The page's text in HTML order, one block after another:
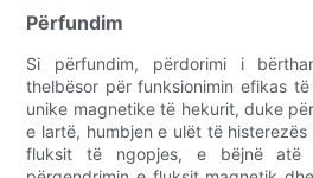
Përfundim
Si përfundim, përdorimi i
thelbësor për funksionimin efikas
unike magnetike të hekurit, duke
e lartë, humbjen e ulët të
fluksit të ngopjes, e bëjnë atë